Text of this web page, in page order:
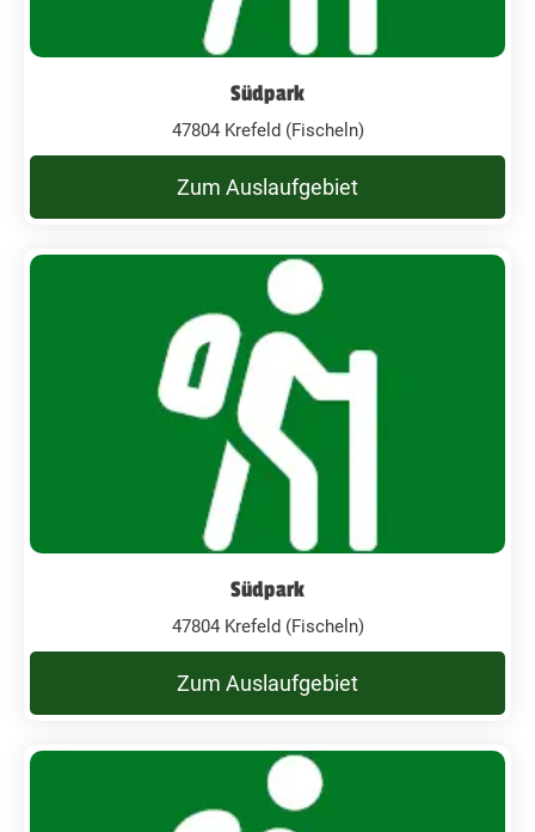
Südpark
47804 Krefeld (Fischeln)
Zum Auslaufgebiet
Südpark
47804 Krefeld (Fischeln)
Zum Auslaufgebiet